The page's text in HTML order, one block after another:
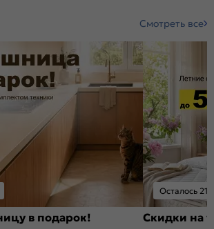
Смотреть все
в подарок!
Осталось 21
Скидки на